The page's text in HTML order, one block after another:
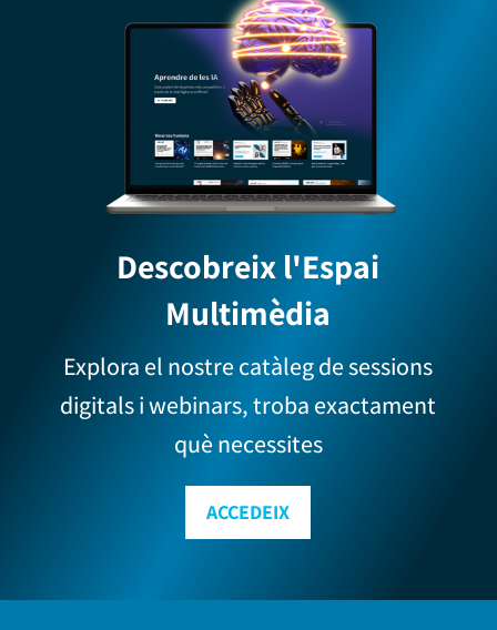
Descobreix l'Espai
Multimèdia
Explora el nostre catàleg de sessions
digitals i webinars, troba exactament
què necessites
ACCEDEIX